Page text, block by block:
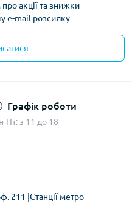
акції та знижки
e-mail розсилку
Графік роботи
Пт: з 11 до 18
211 |Станції метро